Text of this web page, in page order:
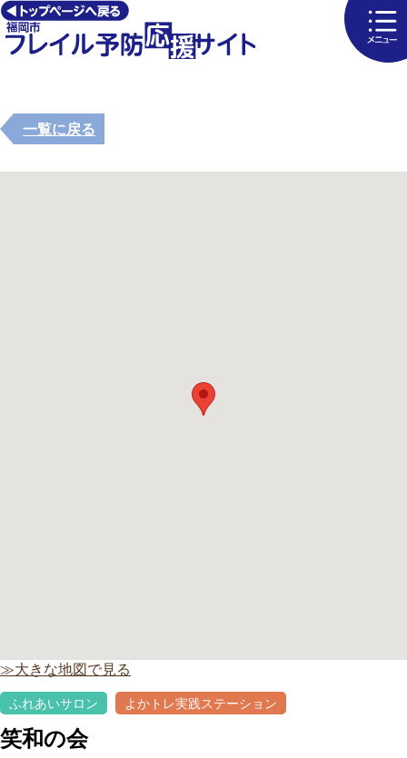
一覧に戻る
≫大きな地図で見る
ふれあいサロン よかトレ実践ステーション
笑和の会